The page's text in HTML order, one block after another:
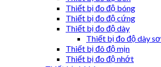
Thiết bị đo độ bóng
Thiết bị đo độ cứng
Thiết bị đo độ dày
Thiết bị đo độ dày
Thiết bị đô độ mịn
Thiết bị đo độ nhớt